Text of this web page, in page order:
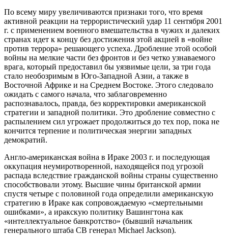
По всему миру увеличиваются признаки того, что время
активной реакции на террористический удар 11 сентября 2001
г. с применением военного вмешательства в чужих и далеких
странах идет к концу без достижения этой акцией в «войне
против террора» решающего успеха. Дробление этой особой
войны на мелкие части без фронтов и без четко узнаваемого
врага, который предоставил бы уязвимые цели, за три года
стало необозримым в Юго-Западной Азии, а также в
Восточной Африке и на Среднем Востоке. Этого следовало
ожидать с самого начала, что заблаговременно
распознавалось, правда, без корректировки американской
стратегии и западной политики. Это дробление совместно с
распылением сил угрожает продолжиться до тех пор, пока не
кончится терпение и политическая энергии западных
демократий.
Англо-американская война в Ираке 2003 г. и последующая
оккупация неумиротворенной, находящейся под угрозой
распада вследствие гражданской войны страны существенно
способствовали этому. Высшие чины британской армии
спустя четыре с половиной года определили американскую
стратегию в Ираке как сопровождаемую «смертельными
ошибками», а иракскую политику Вашингтона как
«интеллектуальное банкротство» (бывший начальник
генерального штаба СВ генерал Michael Jackson).